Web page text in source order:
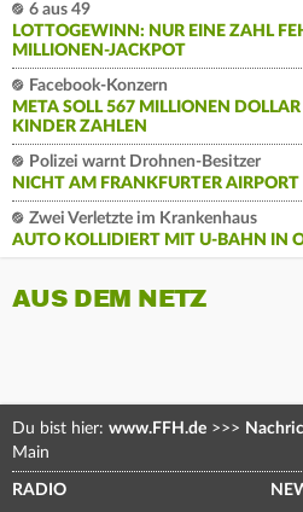
6 aus 49
LOTTOGEWINN: NUR EINE ZAHL
MILLIONEN-JACKPOT
Facebook-Konzern
META SOLL 567 MILLIONEN
KINDER ZAHLEN
Polizei warnt Drohnen-Besitzer
NICHT AM FRANKFURTER AIRPORT
Zwei Verletzte im Krankenhaus
AUTO KOLLIDIERT MIT U-BAHN IN
AUS DEM NETZ
Du bist hier: www.FFH.de >>>
Main
RADIO